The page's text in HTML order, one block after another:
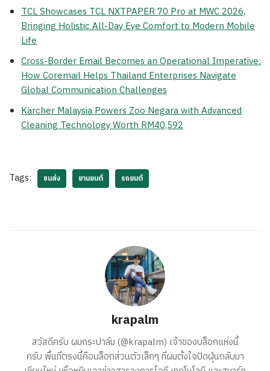
TCL Showcases TCL NXTPAPER 70 Pro at MWC 2026,
Bringing Holistic All-Day Eye Comfort to Modern Mobile
Life
Cross-Border Email Becomes an Operational Imperative:
How Coremail Helps Thailand Enterprises Navigate
Global Communication Challenges
Kärcher Malaysia Powers Zoo Negara with Advanced
Cleaning Technology Worth RM40,592
Tags: ขนส่ง ยานยนต์ รถยนต์
krapalm
สวัสดีครับ ผมกระปาล์ม (@krapalm) เจ้าของบล็อกแห่งนี้
ครับ พื้นที่ตรงนี้คือบล็อกส่วนตัวเล็กๆ ที่ผมตั้งใจปัดฝุ่นกลับมา